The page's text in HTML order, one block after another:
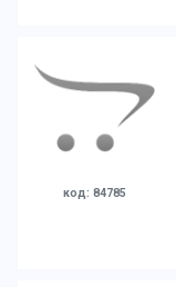
код: 84785